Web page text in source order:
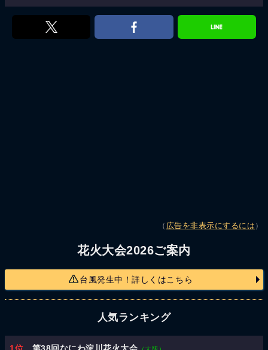
（ 広告を非表示にするには ）
花火大会2026ご案内
台風発生中！詳しくはこちら
人気ランキング